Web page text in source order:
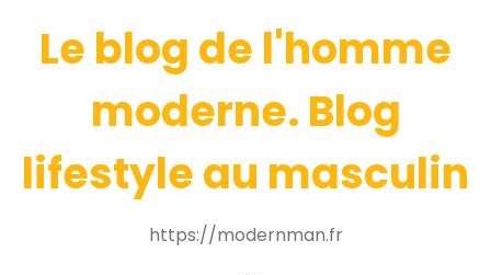
Le blog de l'homme
moderne. Blog
lifestyle au masculin
https://modernman.fr